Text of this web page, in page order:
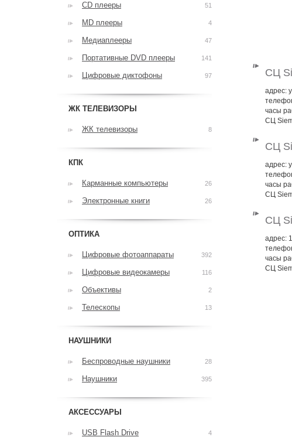
СЦ
адрес:
часы
СЦ
СЦ
адрес:
часы
СЦ
СЦ
адрес:
часы
СЦ
CD плееры 51
MD плееры 4
Медиаплееры 47
Портативные DVD плееры 141
Цифровые диктофоны 97
ЖК ТЕЛЕВИЗОРЫ
ЖК телевизоры 8
КПК
Карманные компьютеры 26
Электронные книги 26
ОПТИКА
Цифровые фотоаппараты 392
Цифровые видеокамеры 116
Объективы 2
Телескопы 13
НАУШНИКИ
Беспроводные наушники 28
Наушники 395
АКСЕССУАРЫ
USB Flash Drive 4